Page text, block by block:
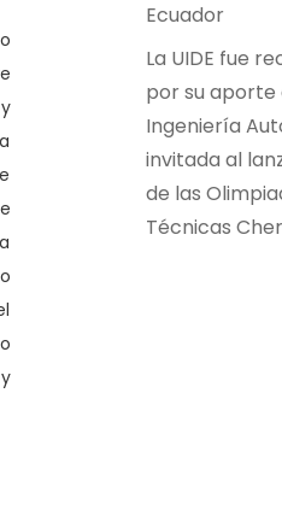
Ecuador
La UIDE fue
por su aporte
Ingeniería
invitada al
de las
Técnicas